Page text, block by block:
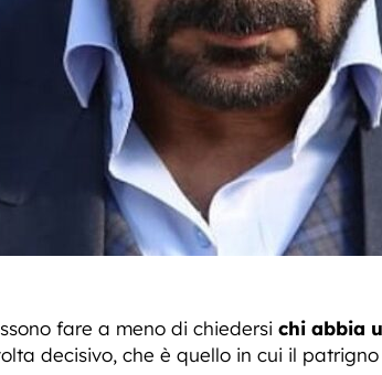
fare a meno di chiedersi chi abbia
decisivo, che è quello in cui il